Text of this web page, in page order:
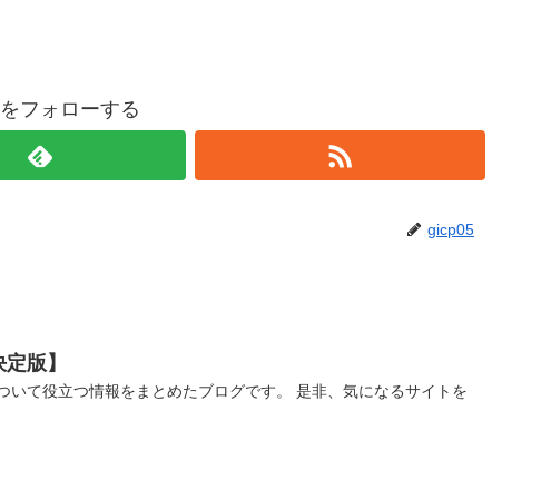
フォローする
gicp05
版】
て役立つ情報をまとめたブログです。 是非、気になるサイトを